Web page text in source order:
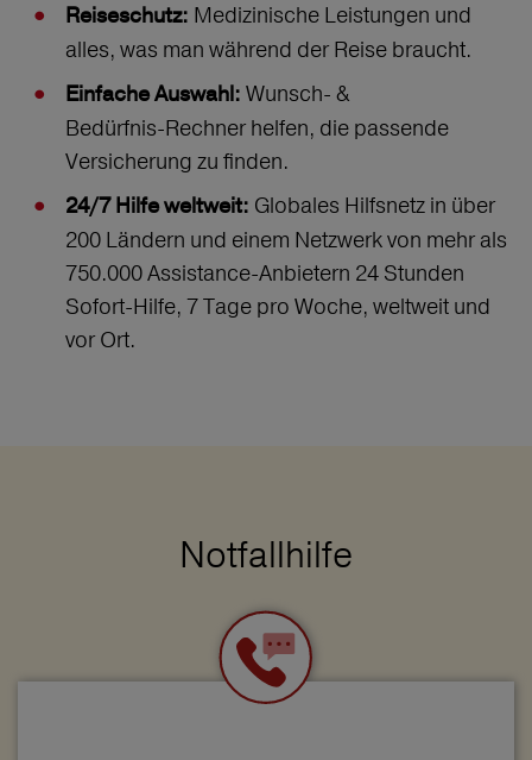
Reiseschutz: Medizinische Leistungen und
alles, was man während der Reise braucht.
Einfache Auswahl: Wunsch‑ &
Bedürfnis‑Rechner helfen, die passende
Versicherung zu finden.
24/7 Hilfe weltweit: Globales Hilfsnetz in über
200 Ländern und einem Netzwerk von mehr als
750.000 Assistance-Anbietern 24 Stunden
Sofort-Hilfe, 7 Tage pro Woche, weltweit und
vor Ort.
Notfallhilfe